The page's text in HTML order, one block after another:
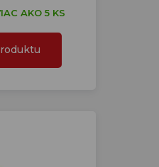
AKO 5 KS